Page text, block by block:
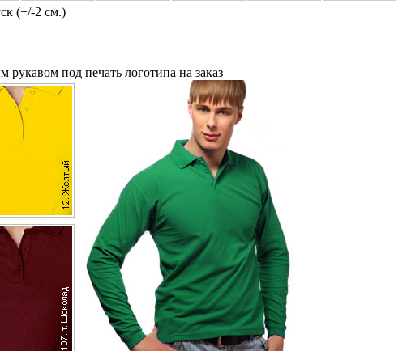
(+/-2 см.)
под печать логотипа на заказ